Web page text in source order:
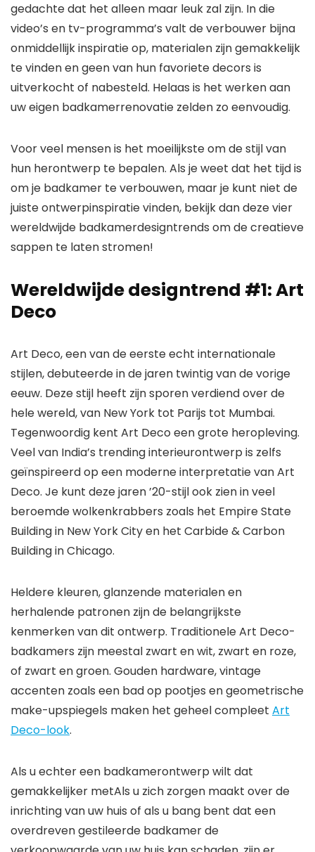
gedachte dat het alleen maar leuk zal zijn. In die
video’s en tv-programma’s valt de verbouwer bijna
onmiddellijk inspiratie op, materialen zijn gemakkelijk
te vinden en geen van hun favoriete decors is
uitverkocht of nabesteld. Helaas is het werken aan
uw eigen badkamerrenovatie zelden zo eenvoudig.
Voor veel mensen is het moeilijkste om de stijl van
hun herontwerp te bepalen. Als je weet dat het tijd is
om je badkamer te verbouwen, maar je kunt niet de
juiste ontwerpinspiratie vinden, bekijk dan deze vier
wereldwijde badkamerdesigntrends om de creatieve
sappen te laten stromen!
Wereldwijde designtrend #1: Art
Deco
Art Deco, een van de eerste echt internationale
stijlen, debuteerde in de jaren twintig van de vorige
eeuw. Deze stijl heeft zijn sporen verdiend over de
hele wereld, van New York tot Parijs tot Mumbai.
Tegenwoordig kent Art Deco een grote heropleving.
Veel van India’s trending interieurontwerp is zelfs
geïnspireerd op een moderne interpretatie van Art
Deco. Je kunt deze jaren ’20-stijl ook zien in veel
beroemde wolkenkrabbers zoals het Empire State
Building in New York City en het Carbide & Carbon
Building in Chicago.
Heldere kleuren, glanzende materialen en
herhalende patronen zijn de belangrijkste
kenmerken van dit ontwerp. Traditionele Art Deco-
badkamers zijn meestal zwart en wit, zwart en roze,
of zwart en groen. Gouden hardware, vintage
accenten zoals een bad op pootjes en geometrische
make-upspiegels maken het geheel compleet Art
Deco-look.
Als u echter een badkamerontwerp wilt dat
gemakkelijker metAls u zich zorgen maakt over de
inrichting van uw huis of als u bang bent dat een
overdreven gestileerde badkamer de